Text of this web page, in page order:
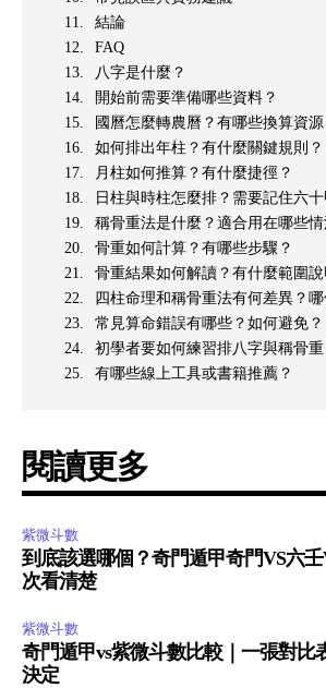
結論
FAQ
八字是什麼？
開始前需要準備哪些資料？
國曆怎麼轉農曆？有哪些換算資源
如何排出年柱？有什麼關鍵規則？
月柱如何推算？有什麼捷徑？
日柱與時柱怎麼排？需要記住六
稱骨重法是什麼？適合用在哪些情
骨重如何計算？有哪些步驟？
骨重結果如何解讀？有什麼範圍說
四柱命理和稱骨重法有何差異？哪
常見算命錯誤有哪些？如何避免？
初學者要如何練習排八字與稱骨重
有哪些線上工具或書籍推薦？
閱讀更多
紫微斗數
到底該選哪個？奇門遁甲奇門VS六
次看清楚
紫微斗數
奇門遁甲vs紫微斗數比較｜一張對比
決定